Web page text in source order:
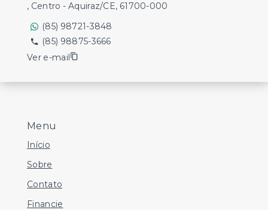
Menu
Início
Sobre
Contato
Financie
, Centro - Aquiraz/CE, 61700-000
(85) 98721-3848
(85) 98875-3666
Ver e-mail